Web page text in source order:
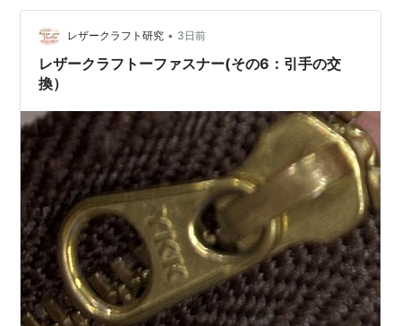
レザークラフト研究 • 3日前
レザークラフトーファスナー(その6：引手の交
換）